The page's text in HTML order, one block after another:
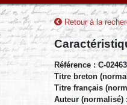
Retour à la
Référence : C-02463
Titre breton
Titre français
Auteur (normalisé) :